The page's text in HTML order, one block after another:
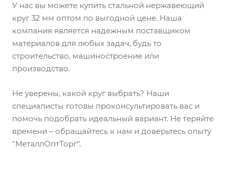
У нас вы можете купить стальной нержавеющий
круг 32 мм оптом по выгодной цене. Наша
компания является надежным поставщиком
материалов для любых задач, будь то
строительство, машиностроение или
производство.
Не уверены, какой круг выбрать? Наши
специалисты готовы проконсультировать вас и
помочь подобрать идеальный вариант. Не теряйте
времени – обращайтесь к нам и доверьтесь опыту
"МеталлОптТорг".